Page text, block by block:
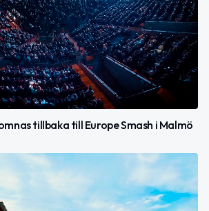
tillbaka till Europe Smash i Malmö